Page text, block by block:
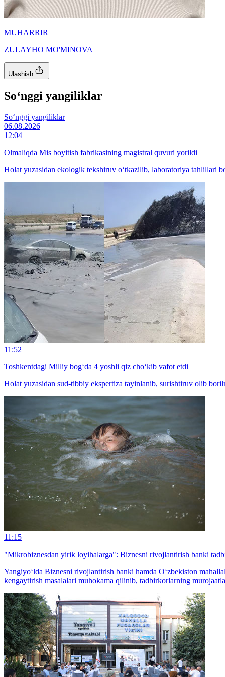
MUHARRIR
ZULAYHO MO'MINOVA
Ulashish
So‘nggi yangiliklar
So‘nggi yangiliklar
06.08.2026
12:04
Olmaliqda Mis boyitish fabrikasining magistral quvuri yorildi
Holat yuzasidan ekologik tekshiruv o‘tkazilib, laboratoriya tahlillari
11:52
Toshkentdagi Milliy bog‘da 4 yoshli qiz cho‘kib vafot etdi
Holat yuzasidan sud-tibbiy ekspertiza tayinlanib, surishtiruv olib
11:15
"Mikrobiznesdan yirik loyihalarga": Biznesni rivojlantirish banki
Yangiyo‘lda Biznesni rivojlantirish banki hamda O‘zbekiston
kengaytirish masalalari muhokama qilinib, tadbirkorlarning